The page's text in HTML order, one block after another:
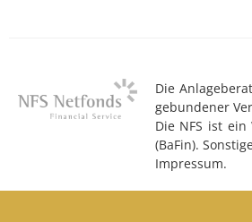
Die
gebundener
Die NFS ist
(BaFin).
Impressum.